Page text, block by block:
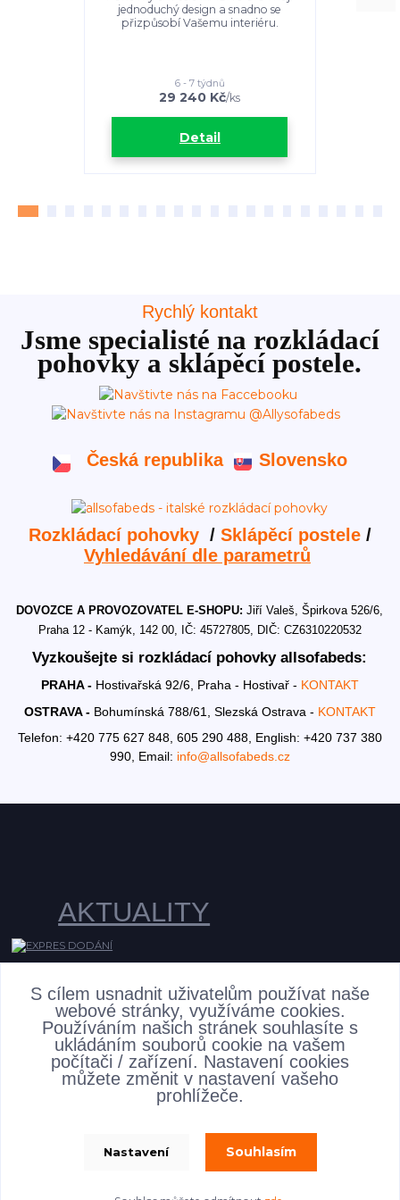
jednoduchý design a snadno se
přizpůsobí Vašemu interiéru.
29 240 Kč/ks
6 - 7 týdnů
Detail
Rychlý kontakt
Jsme specialisté na rozkládací
pohovky a sklápěcí postele.
Česká republika Slovensko
Rozkládací pohovky / Sklápěcí postele/
Vyhledávání dle parametrů
DOVOZCE A PROVOZOVATEL E-SHOPU:Jiří Valeš, Špirkova 526/6,
Praha 12 - Kamýk, 142 00, IČ: 45727805, DIČ: CZ6310220532
Vyzkoušejte si rozkládací pohovky allsofabeds:
PRAHA - Hostivařská 92/6, Praha - Hostivař - KONTAKT
OSTRAVA - Bohumínská 788/61, Slezská Ostrava - KONTAKT
Telefon: +420 775 627 848, 605 290 488, English: +420 737 380
990, Email: info@allsofabeds.cz
AKTUALITY
S cílem usnadnit uživatelům používat naše
webové stránky, využíváme cookies.
Používáním našich stránek souhlasíte s
ukládáním souborů cookie na vašem
počítači / zařízení. Nastavení cookies
můžete změnit v nastavení vašeho
prohlížeče.
Nastavení Souhlasím